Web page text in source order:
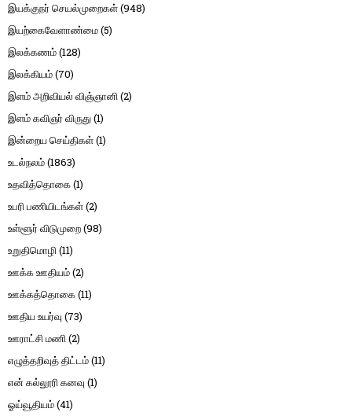
இயக்குநர் செயல்முறைகள்(948)
இயற்கைவேளாண்மை(5)
இலக்கணம்(128)
இலக்கியம்(70)
இளம் அறிவியல் விஞ்ஞானி(2)
இளம் கவிஞர் விருது(1)
இன்றைய செய்திகள்(1)
உடல்நலம்(1863)
உதவித்தொகை(1)
உபரி பணியிடங்கள்(2)
உள்ளூர் விடுமுறை(98)
உறுதிமொழி(11)
ஊக்க ஊதியம்(2)
ஊக்கத்தொகை(11)
ஊதிய உயர்வு (73)
ஊராட்சி மணி(2)
எழுத்தறிவுத் திட்டம்(11)
என் கல்லூரி கனவு (1)
ஓய்வூதியம்(41)